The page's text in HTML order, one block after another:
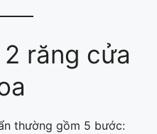
răng cửa
thường gồm 5 bước: